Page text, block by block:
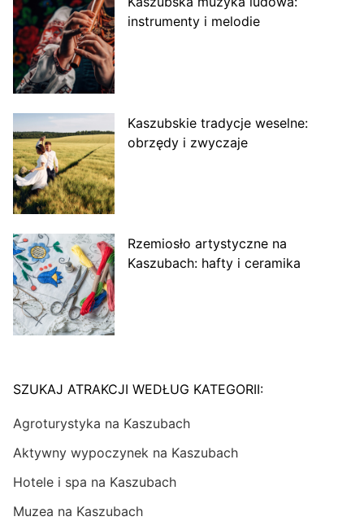
instrumenty i melodie
Kaszubskie tradycje weselne:
obrzędy i zwyczaje
Rzemiosło artystyczne na
Kaszubach: hafty i ceramika
SZUKAJ ATRAKCJI WEDŁUG KATEGORII:
Agroturystyka na Kaszubach
Aktywny wypoczynek na Kaszubach
Hotele i spa na Kaszubach
Muzea na Kaszubach